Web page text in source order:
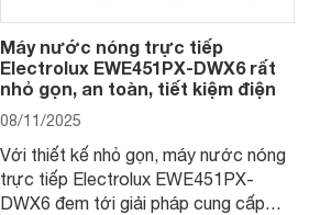
Máy nước nóng trực tiếp
Electrolux EWE451PX-DWX6 rất
nhỏ gọn, an toàn, tiết kiệm điện
08/11/2025
Với thiết kế nhỏ gọn, máy nước nóng
trực tiếp Electrolux EWE451PX-
DWX6 đem tới giải pháp cung cấp